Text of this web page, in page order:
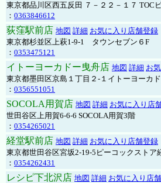
東京都品川区西五反田 ７－２２－１７ TOC
： 0363846612
荻窪駅前店 地図 詳細 お気に入り店舗登録
東京都杉並区上萩1-9-1 タウンセブン６F
： 0353475121
イトーヨーカドー曳舟店 地図 詳細 お
東京都墨田区京島１丁目２-１イトーヨーカ
： 0356551051
SOCOLA用賀店 地図 詳細 お気に入り店
世田谷区上用賀6-6-6 SOCOLA用賀3階
： 0354265021
経堂駅前店 地図 詳細 お気に入り店舗登録
東京都世田谷区宮坂2-19-5ピーコックストア
： 0354262431
レシピ下北沢店 地図 詳細 お気に入り店